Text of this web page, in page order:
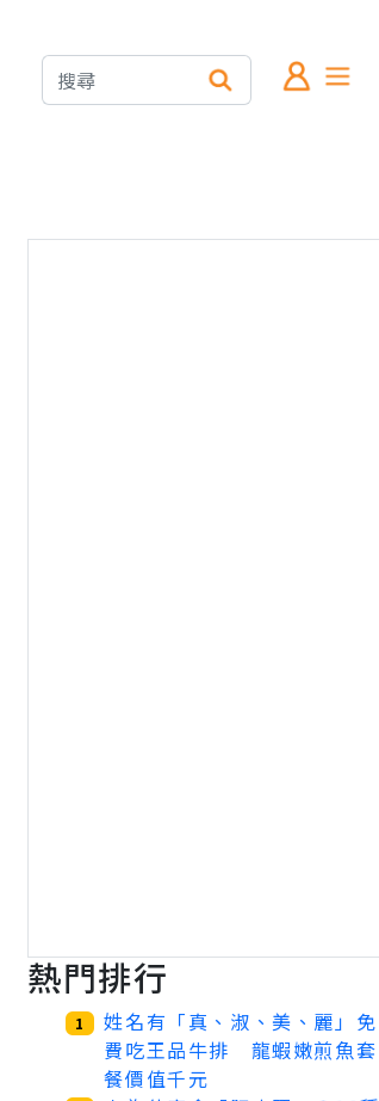
熱門排行
1
姓名有「真、淑、美、麗」免
費吃王品牛排 龍蝦嫩煎魚套
餐價值千元